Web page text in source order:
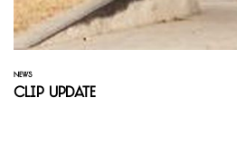
NEWS
Clip Update